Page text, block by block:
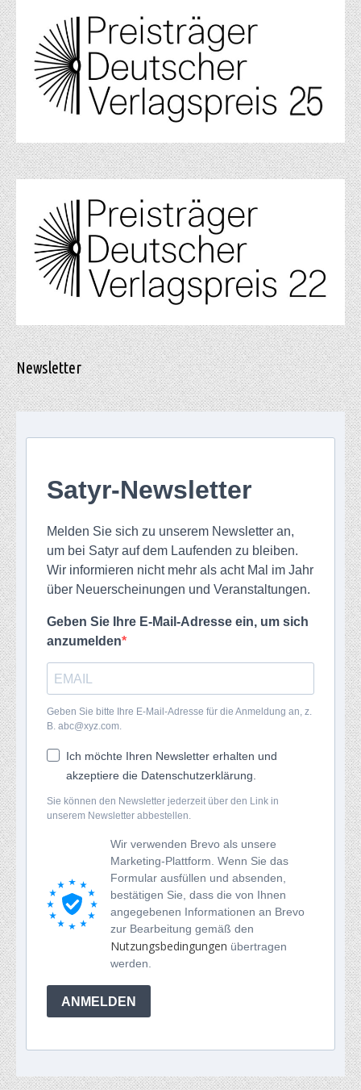
Newsletter
Satyr-Newsletter
Melden Sie sich zu unserem Newsletter an,
um bei Satyr auf dem Laufenden zu bleiben.
Wir informieren nicht mehr als acht Mal im Jahr
über Neuerscheinungen und Veranstaltungen.
Geben Sie Ihre E-Mail-Adresse ein, um sich
anzumelden
Geben Sie bitte Ihre E-Mail-Adresse für die Anmeldung an, z.
B. abc@xyz.com.
Ich möchte Ihren Newsletter erhalten und
akzeptiere die Datenschutzerklärung.
Sie können den Newsletter jederzeit über den Link in
unserem Newsletter abbestellen.
Wir verwenden Brevo als unsere
Marketing-Plattform. Wenn Sie das
Formular ausfüllen und absenden,
bestätigen Sie, dass die von Ihnen
angegebenen Informationen an Brevo
zur Bearbeitung gemäß den
Nutzungsbedingungen übertragen
werden.
ANMELDEN